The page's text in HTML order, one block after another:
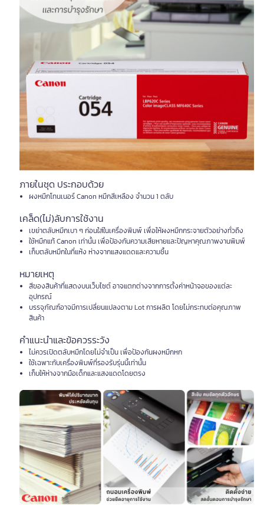
ภายในชุด ประกอบด้วย
ผงหมึกโทนเนอร์ Canon หมึกสีเหลือง จำนวน 1 ตลับ
เคล็ด(ไม่)ลับการใช้งาน
เขย่าตลับหมึกเบา ๆ ก่อนใส่ในเครื่องพิมพ์ เพื่อให้ผงหมึกกระจายตัวอย่างทั่วถึง
ใช้หมึกแท้ Canon เท่านั้น เพื่อป้องกันความเสียหายและปัญหาคุณภาพงานพิมพ์
เก็บตลับหมึกในที่แห้ง ห่างจากแสงแดดและความชื้น
หมายเหตุ
สีของสินค้าที่แสดงบนเว็บไซต์ อาจแตกต่างจากการตั้งค่าหน้าจอของแต่ละ
อุปกรณ์
บรรจุภัณฑ์อาจมีการเปลี่ยนแปลงตาม Lot การผลิต โดยไม่กระทบต่อคุณภาพ
สินค้า
คำแนะนำและข้อควรระวัง
ไม่ควรเปิดตลับหมึกโดยไม่จำเป็น เพื่อป้องกันผงหมึกหก
ใช้เฉพาะกับเครื่องพิมพ์ที่รองรับรุ่นนี้เท่านั้น
เก็บให้ห่างจากมือเด็กและแสงแดดโดยตรง